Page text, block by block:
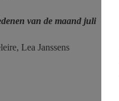
van de maand juli
Lea Janssens